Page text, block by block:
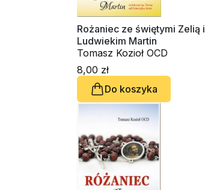
Rożaniec ze świętymi Zelią i
Ludwiekim Martin
Tomasz Kozioł OCD
8,00 zł
Do koszyka